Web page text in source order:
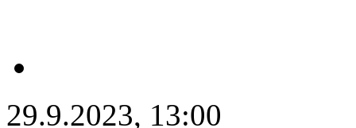
29.9.2023, 13:00